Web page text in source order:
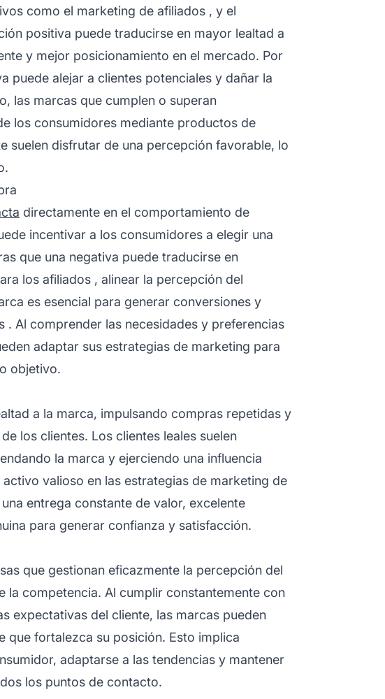
como el marketing de afiliados , y el
positiva puede traducirse en mayor lealtad a
y mejor posicionamiento en el mercado. Por
puede alejar a clientes potenciales y dañar la
las marcas que cumplen o superan
los consumidores mediante productos de
suelen disfrutar de una percepción favorable, lo
directamente en el comportamiento de
incentivar a los consumidores a elegir una
que una negativa puede traducirse en
los afiliados , alinear la percepción del
es esencial para generar conversiones y
. Al comprender las necesidades y preferencias
adaptar sus estrategias de marketing para
objetivo.
a la marca, impulsando compras repetidas y
los clientes. Los clientes leales suelen
la marca y ejerciendo una influencia
valioso en las estrategias de marketing de
entrega constante de valor, excelente
para generar confianza y satisfacción.
que gestionan eficazmente la percepción del
la competencia. Al cumplir constantemente con
expectativas del cliente, las marcas pueden
que fortalezca su posición. Esto implica
adaptarse a las tendencias y mantener
los puntos de contacto.